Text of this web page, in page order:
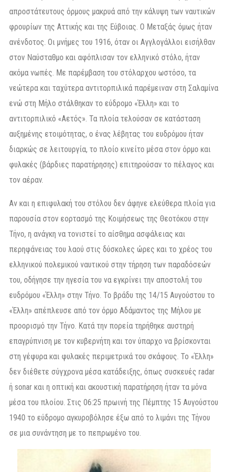
απροστάτευτους όρμους μακρυά από την κάλυψη των ναυτικών
φρουρίων της Αττικής και της Εύβοιας. Ο Μεταξάς όμως ήταν
ανένδοτος. Οι μνήμες του 1916, όταν οι Αγγλογάλλοι εισήλθαν
στον Ναύσταθμο και αφόπλισαν τον ελληνικό στόλο, ήταν
ακόμα νωπές. Με παρέμβαση του στόλαρχου ωστόσο, τα
νεώτερα και ταχύτερα αντιτορπιλικά παρέμειναν στη Σαλαμίνα
ενώ στη Μήλο στάλθηκαν το εύδρομο «Έλλη» και το
αντιτορπιλικό «Αετός». Τα πλοία τελούσαν σε κατάσταση
αυξημένης ετοιμότητας, ο ένας λέβητας του ευδρόμου ήταν
διαρκώς σε λειτουργία, το πλοίο κινείτο μέσα στον όρμο και
φυλακές (βάρδιες παρατήρησης) επιτηρούσαν το πέλαγος και
τον αέραv.
Αν και η επιφυλακή του στόλου δεν άφηνε ελεύθερα πλοία για
παρουσία στον εορτασμό της Κοιμήσεως της Θεοτόκου στην
Τήνο, η ανάγκη να τονιστεί το αίσθημα ασφάλειας και
περηφάνειας του λαού στις δύσκολες ώρες και το χρέος του
ελληνικού πολεμικού ναυτικού στην τήρηση των παραδόσεών
του, οδήγησε την ηγεσία του να εγκρίνει την αποστολή του
ευδρόμου «Έλλη» στην Τήνο. Το βράδυ της 14/15 Αυγούστου το
«Έλλη» απέπλευσε από τον όρμο Αδάμαντος της Μήλου με
προορισμό την Τήνο. Κατά την πορεία τηρήθηκε αυστηρή
επαγρύπνιση με τον κυβερνήτη και τον ύπαρχο να βρίσκονται
στη γέφυρα και φυλακές περιμετρικά του σκάφους. Το «Έλλη»
δεν διέθετε σύγχρονα μέσα κατάδειξης, όπως συσκευές radar
ή sonar και η οπτική και ακουστική παρατήρηση ήταν τα μόνα
μέσα του πλοίου. Στις 06:25 πρωινή της Πέμπτης 15 Αυγούστου
1940 το εύδρομο αγκυροβόλησε έξω από το λιμάνι της Τήνου
σε μια συνάντηση με το πεπρωμένο του.